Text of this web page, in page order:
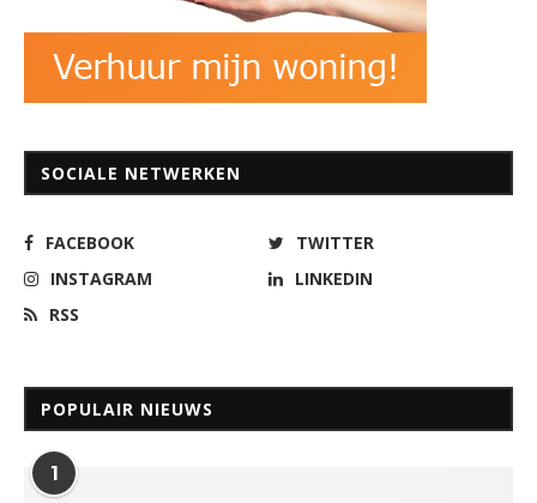
SOCIALE NETWERKEN
FACEBOOK
TWITTER
INSTAGRAM
LINKEDIN
RSS
POPULAIR NIEUWS
1